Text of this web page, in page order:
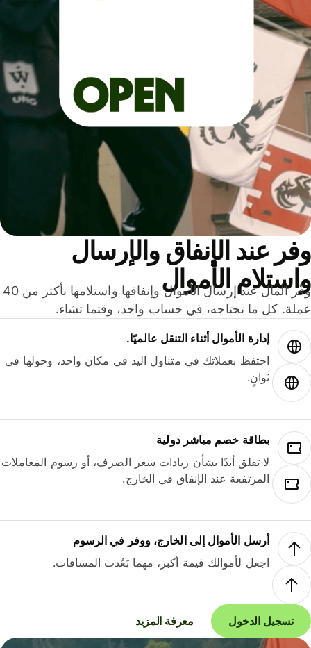
عند الإنفاق والإرسال
الأموال
وفّر المال عند إرسال الأموال وإنفاقها واستلامها بأكثر من 40
كل ما تحتاجه، في حساب واحد، وقتما تشاء.
إدارة الأموال أثناء التنقل عالميًا.
احتفظ بعملاتك في متناول اليد في مكان واحد، وحولها في
ثوانٍ.
بطاقة خصم مباشر دولية
لا تقلق أبدًا بشأن زيادات سعر الصرف، أو رسوم المعاملات
المرتفعة عند الإنفاق في الخارج.
أرسل الأموال إلى الخارج، ووفر في الرسوم
اجعل لأموالك قيمة أكبر، مهما بَعُدت المسافات.
تسجيل الدخول معرفة المزيد